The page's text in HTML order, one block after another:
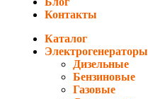
Контакты
Каталог
Электрогенераторы
Дизельные
Бензиновые
Газовые